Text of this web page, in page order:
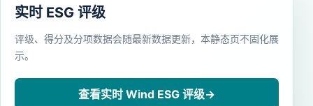
实时 ESG 评级
评级、得分及分项数据会随最新数据更新，本静态页不固化展
示。
查看实时 Wind ESG 评级→